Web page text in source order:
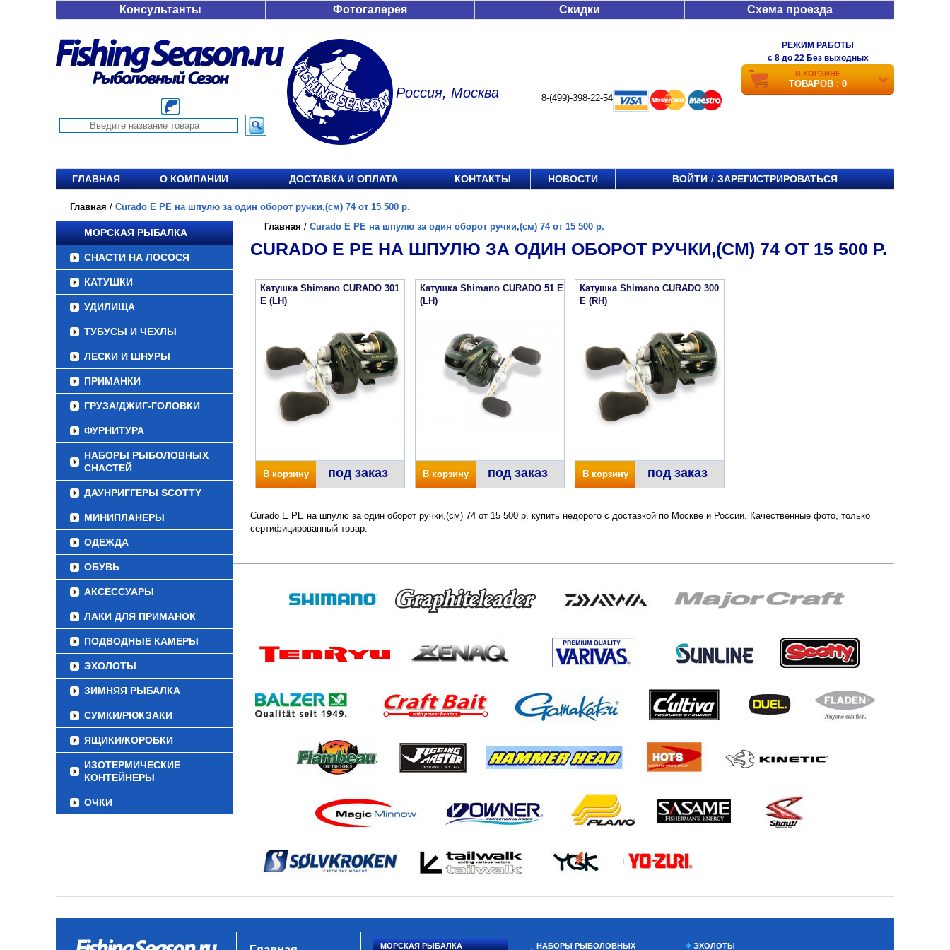
Консультанты Фотогалерея Скидки Схема проезда
Россия, Москва 8-(499)-398-22-54
РЕЖИМ РАБОТЫ
c 8 до 22 Без выходных
В КОРЗИНЕ
ТОВАРОВ : 0
ГЛАВНАЯ О КОМПАНИИ ДОСТАВКА И ОПЛАТА КОНТАКТЫ НОВОСТИ ВОЙТИ / ЗАРЕГИСТРИРОВАТЬСЯ
Главная / Curado E PE на шпулю за один оборот ручки,(см) 74 от 15 500 р.
МОРСКАЯ РЫБАЛКА
СНАСТИ НА ЛОСОСЯ
КАТУШКИ
УДИЛИЩА
ТУБУСЫ И ЧЕХЛЫ
ЛЕСКИ И ШНУРЫ
ПРИМАНКИ
ГРУЗА/ДЖИГ-ГОЛОВКИ
ФУРНИТУРА
НАБОРЫ РЫБОЛОВНЫХ
СНАСТЕЙ
ДАУНРИГГЕРЫ SCOTTY
МИНИПЛАНЕРЫ
ОДЕЖДА
ОБУВЬ
АКСЕССУАРЫ
ЛАКИ ДЛЯ ПРИМАНОК
ПОДВОДНЫЕ КАМЕРЫ
ЭХОЛОТЫ
ЗИМНЯЯ РЫБАЛКА
СУМКИ/РЮКЗАКИ
ЯЩИКИ/КОРОБКИ
ИЗОТЕРМИЧЕСКИЕ
КОНТЕЙНЕРЫ
ОЧКИ
Главная / Curado E PE на шпулю за один оборот ручки,(см) 74 от 15 500 р.
CURADO E PE НА ШПУЛЮ ЗА ОДИН ОБОРОТ РУЧКИ,(СМ) 74 ОТ 15 500 Р.
Катушка Shimano CURADO 301
E (LH)
В корзину под заказ
Катушка Shimano CURADO 51 E
(LH)
В корзину под заказ
Катушка Shimano CURADO 300
E (RH)
В корзину под заказ
Curado E PE на шпулю за один оборот ручки,(см) 74 от 15 500 р. купить недорого с доставкой по Москве и России. Качественные фото, только
сертифицированный товар.
МОРСКАЯ РЫБАЛКА НАБОРЫ РЫБОЛОВНЫХ ЭХОЛОТЫ